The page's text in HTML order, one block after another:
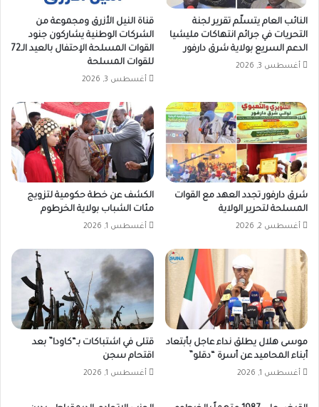
النائب العام يتسلّم تقرير لجنة
التحريات في جرائم انتهاكات مليشيا
الدعم السريع بولاية شرق دارفور
أغسطس 3, 2026
قناة النيل الأزرق ومجموعة من
الشركات الوطنية يشاركون جنود
القوات المسلحة الإحتفال بالعيد الـ72
للقوات المسلحة
أغسطس 3, 2026
شرق دارفور تجدد العهد مع القوات
المسلحة لتحرير الولاية
أغسطس 2, 2026
الكشف عن خطة حكومية لتزويج
مئات الشباب بولاية الخرطوم
أغسطس 1, 2026
موسى هلال يطلق نداء عاجل بأبتعاد
أبناء المحاميد عن أسرة “دقلو”
أغسطس 1, 2026
قتلى في اشتباكات بـ“كاودا” بعد
اقتحام سجن
أغسطس 1, 2026